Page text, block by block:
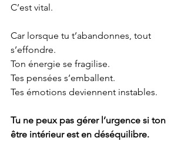
C’est vital.
Car lorsque tu t’abandonnes, tout
s’effondre.
Ton énergie se fragilise.
Tes pensées s’emballent.
Tes émotions deviennent instables.
Tu ne peux pas gérer l’urgence si ton
être intérieur est en déséquilibre.